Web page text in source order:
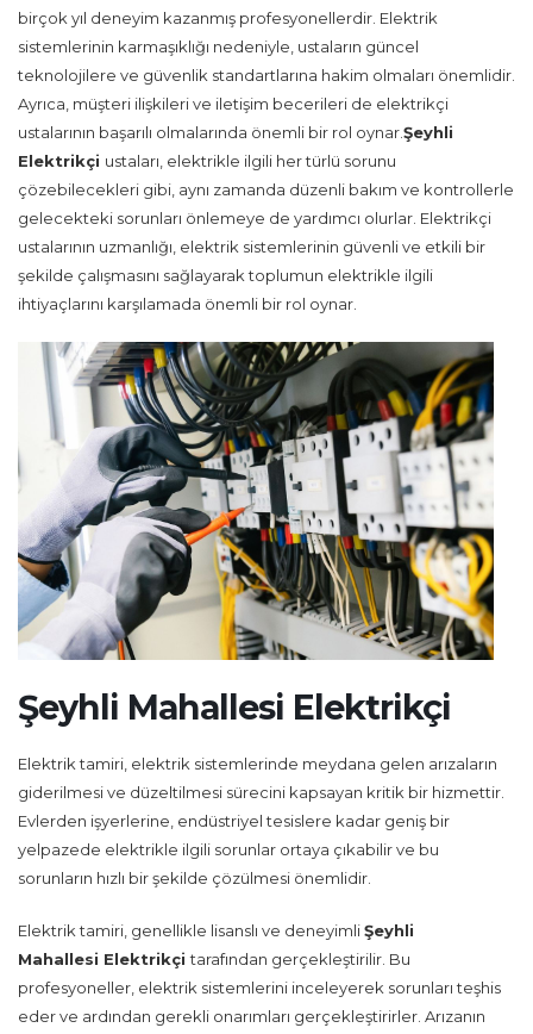
birçok yıl deneyim kazanmış profesyonellerdir. Elektrik
sistemlerinin karmaşıklığı nedeniyle, ustaların güncel
teknolojilere ve güvenlik standartlarına hakim olmaları önemlidir.
Ayrıca, müşteri ilişkileri ve iletişim becerileri de elektrikçi
ustalarının başarılı olmalarında önemli bir rol oynar.Şeyhli
Elektrikçi ustaları, elektrikle ilgili her türlü sorunu
çözebilecekleri gibi, aynı zamanda düzenli bakım ve kontrollerle
gelecekteki sorunları önlemeye de yardımcı olurlar. Elektrikçi
ustalarının uzmanlığı, elektrik sistemlerinin güvenli ve etkili bir
şekilde çalışmasını sağlayarak toplumun elektrikle ilgili
ihtiyaçlarını karşılamada önemli bir rol oynar.
Şeyhli Mahallesi Elektrikçi
Elektrik tamiri, elektrik sistemlerinde meydana gelen arızaların
giderilmesi ve düzeltilmesi sürecini kapsayan kritik bir hizmettir.
Evlerden işyerlerine, endüstriyel tesislere kadar geniş bir
yelpazede elektrikle ilgili sorunlar ortaya çıkabilir ve bu
sorunların hızlı bir şekilde çözülmesi önemlidir.
Elektrik tamiri, genellikle lisanslı ve deneyimliŞeyhli
Mahallesi Elektrikçitarafından gerçekleştirilir. Bu
profesyoneller, elektrik sistemlerini inceleyerek sorunları teşhis
eder ve ardından gerekli onarımları gerçekleştirirler. Arızanın